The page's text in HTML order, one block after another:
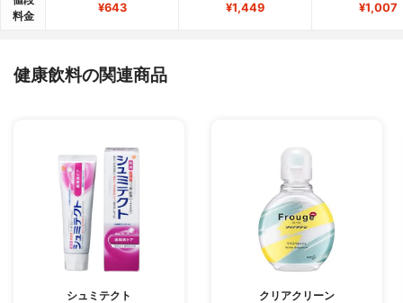
料金
¥643 ¥1,449 ¥1,007
健康飲料の関連商品
シュミテクト
クリアクリーン